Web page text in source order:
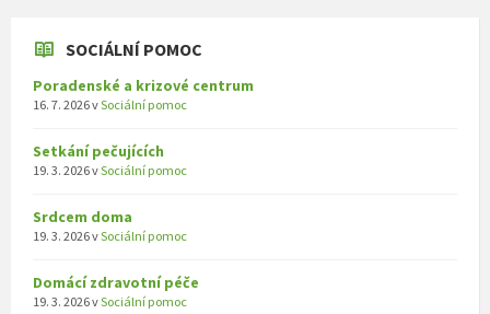
SOCIÁLNÍ POMOC
Poradenské a krizové centrum
16. 7. 2026vSociální pomoc
Setkání pečujících
19. 3. 2026vSociální pomoc
Srdcem doma
19. 3. 2026vSociální pomoc
Domácí zdravotní péče
19. 3. 2026vSociální pomoc